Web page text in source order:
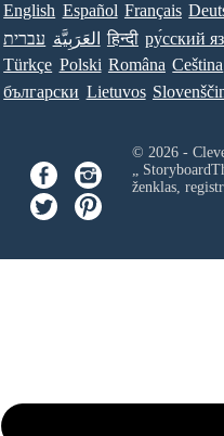
English Español Français
עברית العَرَبِيَّة हिन्दी ру́сский
Türkçe Polski Româna Ceština
български Lietuvos
© 2026 -
„
ženklas,